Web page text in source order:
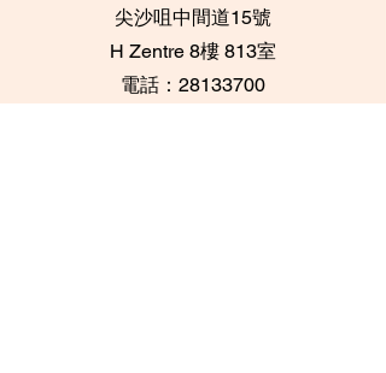
尖沙咀中間道15號
​H Zentre 8樓 813室
電話：28133700